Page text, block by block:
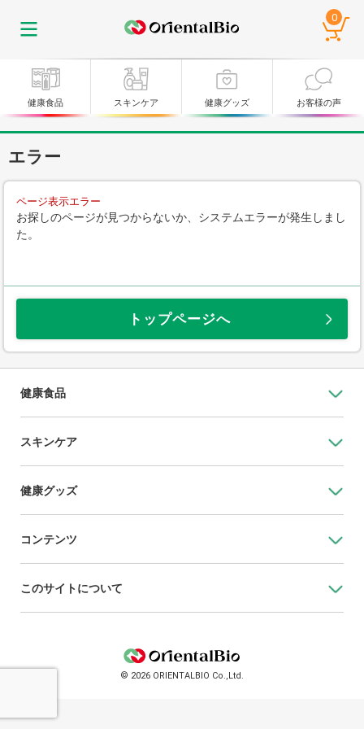
0
健康食品 スキンケア 健康グッズ お客様の声
エラー
ページ表示エラー
お探しのページが見つからないか、システムエラーが発生しまし
た。
トップページへ
健康食品
スキンケア
健康グッズ
コンテンツ
このサイトについて
© 2026 ORIENTALBIO Co.,Ltd.